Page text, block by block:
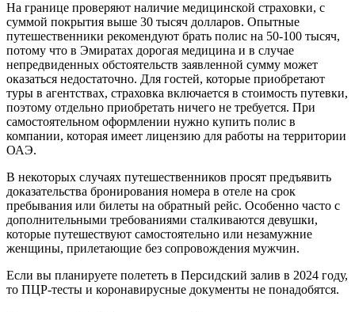
На границе проверяют наличие медицинской страховки, с
суммой покрытия выше 30 тысяч долларов. Опытные
путешественники рекомендуют брать полис на 50-100 тысяч,
потому что в Эмиратах дорогая медицина и в случае
непредвиденных обстоятельств заявленной сумму может
оказаться недостаточно. Для гостей, которые приобретают
туры в агентствах, страховка включается в стоимость путевки,
поэтому отдельно приобретать ничего не требуется. При
самостоятельном оформлении нужно купить полис в
компании, которая имеет лицензию для работы на территории
ОАЭ.
В некоторых случаях путешественников просят предъявить
доказательства бронирования номера в отеле на срок
пребывания или билеты на обратный рейс. Особенно часто с
дополнительными требованиями сталкиваются девушки,
которые путешествуют самостоятельно или незамужние
женщины, прилетающие без сопровождения мужчин.
Если вы планируете полететь в Персидский залив в 2024 году,
то ПЦР-тесты и коронавирусные документы не понадобятся.